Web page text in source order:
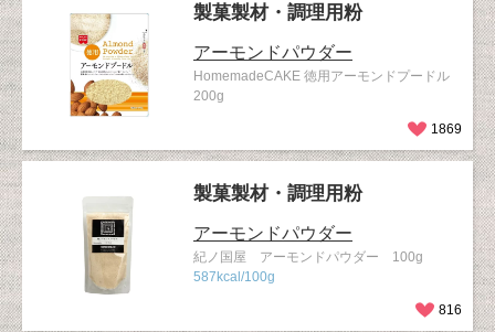
製菓製材・調理用粉
アーモンドパウダー
HomemadeCAKE 徳用アーモンドプードル
200g
1869
製菓製材・調理用粉
アーモンドパウダー
紀ノ国屋 アーモンドパウダー 100g
587kcal/100g
816